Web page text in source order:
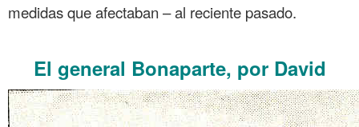
medidas que afectaban – al reciente pasado.
El general Bonaparte, por David